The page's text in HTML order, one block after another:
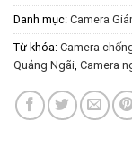
Danh mục: Camera
Từ khóa: Camera
Quảng Ngãi, Camera